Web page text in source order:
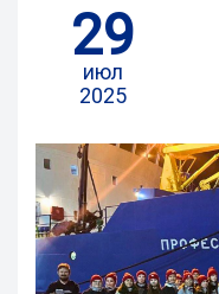
29
июл
2025